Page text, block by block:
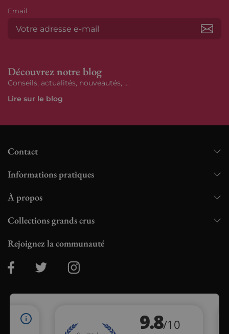
Email
Découvrez notre blog
Conseils, actualités, nouveautés, ...
Lire sur le blog
Contact
Informations pratiques
À propos
Collections grands crus
Rejoignez la communauté